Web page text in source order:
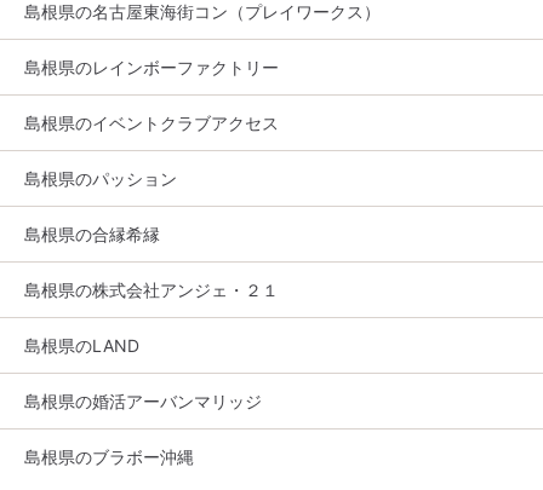
島根県の名古屋東海街コン（プレイワークス）
島根県のレインボーファクトリー
島根県のイベントクラブアクセス
島根県のパッション
島根県の合縁希縁
島根県の株式会社アンジェ・２１
島根県のLAND
島根県の婚活アーバンマリッジ
島根県のブラボー沖縄